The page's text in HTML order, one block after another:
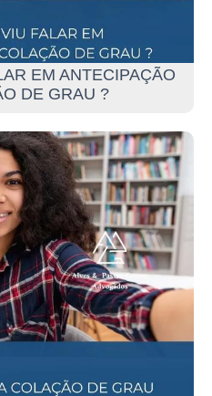
EM ANTECIPAÇÃO
DE GRAU ?